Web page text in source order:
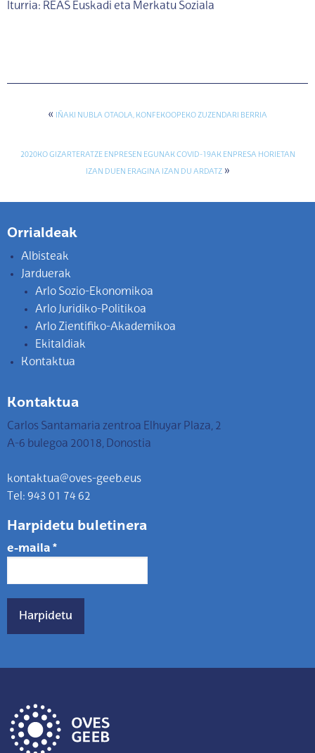
Iturria: REAS Euskadi eta Merkatu Soziala
« IÑAKI NUBLA OTAOLA, KONFEKOOPEKO ZUZENDARI BERRIA
2020KO GIZARTERATZE ENPRESEN EGUNAK COVID-19AK ENPRESA HORIETAN
IZAN DUEN ERAGINA IZAN DU ARDATZ»
Orrialdeak
Albisteak
Jarduerak
Arlo Sozio-Ekonomikoa
Arlo Juridiko-Politikoa
Arlo Zientifiko-Akademikoa
Ekitaldiak
Kontaktua
Kontaktua
Carlos Santamaria zentroa Elhuyar Plaza, 2
A-6 bulegoa 20018, Donostia
kontaktua@oves-geeb.eus
Tel: 943 01 74 62
Harpidetu buletinera
e-maila *